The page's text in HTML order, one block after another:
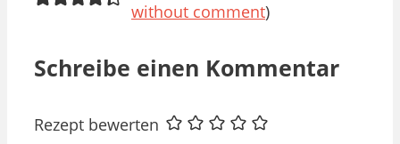
without comment)
Schreibe einen Kommentar
Rezept bewerten